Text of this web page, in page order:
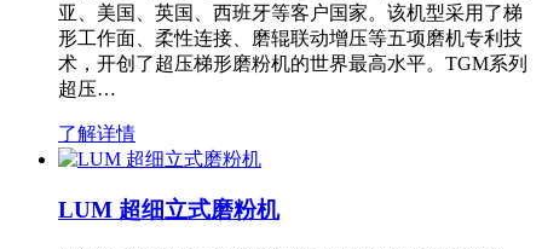
亚、美国、英国、西班牙等客户国家。该机型采用了梯
形工作面、柔性连接、磨辊联动增压等五项磨机专利技
术，开创了超压梯形磨粉机的世界最高水平。TGM系列
超压…
了解详情
LUM 超细立式磨粉机